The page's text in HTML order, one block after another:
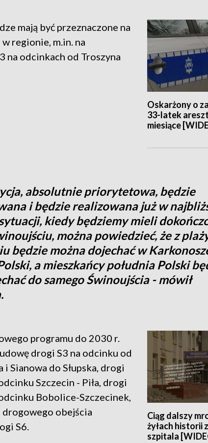
Oskarżony o
33-latek
miesiące
mają być przeznaczone na
regionie, m.in. na
na odcinkach od Troszyna
absolutnie priorytetowa, będzie
i będzie realizowana już w
kiedy będziemy mieli
można powiedzieć, że z
będzie można dojechać w
a mieszkańcy południa Polski
do samego Świnoujścia - mówił
Ciąg dalszy
żyłach historii
szpitala
programu do 2030 r.
drogi S3 na odcinku od
Sianowa do Słupska, drogi
Szczecin - Piła, drogi
Bobolice-Szczecinek,
obejścia
S6.